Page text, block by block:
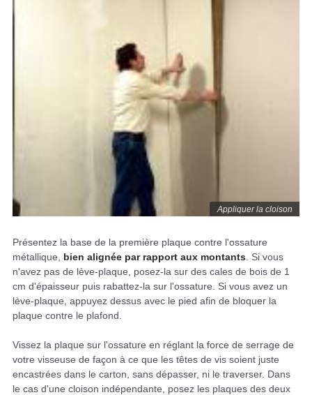
Appliquer la cloison
Présentez la base de la première plaque contre l'ossature
métallique, bien alignée par rapport aux montants . Si vous
n'avez pas de lève-plaque, posez-la sur des cales de bois de 1
cm d'épaisseur puis rabattez-la sur l'ossature. Si vous avez un
lève-plaque, appuyez dessus avec le pied afin de bloquer la
plaque contre le plafond.
Vissez la plaque sur l'ossature en réglant la force de serrage de
votre visseuse de façon à ce que les têtes de vis soient juste
encastrées dans le carton, sans dépasser, ni le traverser. Dans
le cas d'une cloison indépendante, posez les plaques des deux